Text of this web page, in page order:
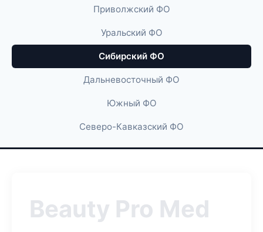
Приволжский ФО
Уральский ФО
Сибирский ФО
Дальневосточный ФО
Южный ФО
Северо-Кавказский ФО
Beauty Pro Med